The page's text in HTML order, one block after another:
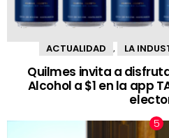
ACTUALIDAD , LA
Quilmes invita a
Alcohol a $1 en la app